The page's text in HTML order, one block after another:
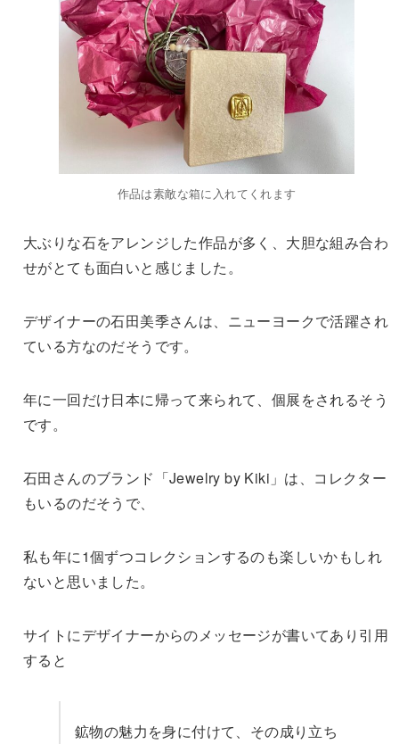
作品は素敵な箱に入れてくれます
大ぶりな石をアレンジした作品が多く、大胆な組み合わ
せがとても面白いと感じました。
デザイナーの石田美季さんは、ニューヨークで活躍され
ている方なのだそうです。
年に一回だけ日本に帰って来られて、個展をされるそう
です。
石田さんのブランド「Jewelry by Kiki」は、コレクター
もいるのだそうで、
私も年に1個ずつコレクションするのも楽しいかもしれ
ないと思いました。
サイトにデザイナーからのメッセージが書いてあり引用
すると
鉱物の魅力を身に付けて、その成り立ち